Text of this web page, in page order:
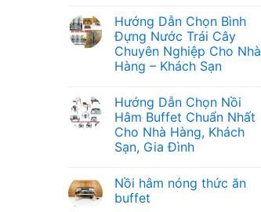
bình
luận
ở
Đĩa
Đá
Tròn
66003:
Nâng
Tầm
Trải
Nghiệm
Ẩm
Nghệ
Thuật
Trang
Hướng Dẫn Chọn Bình
Đựng Nước Trái Cây
Chuyên Nghiệp Cho Nhà
Hàng – Khách Sạn
bình
luận
ở
Hướng
Dẫn
Chọn
Nước
Trái
Cây
Hướng Dẫn Chọn Nồi
Hâm Buffet Chuẩn Nhất
Cho Nhà Hàng, Khách
Sạn, Gia Đình
bình
luận
ở
Nồi hâm nóng thức ăn
buffet